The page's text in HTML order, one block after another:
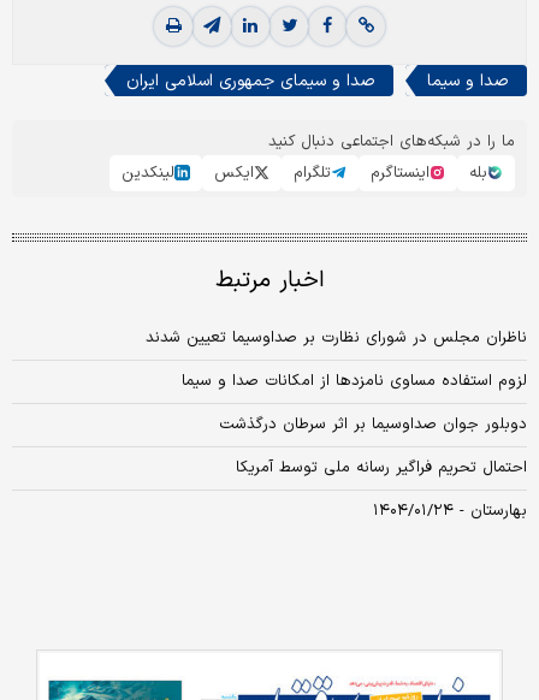
صدا و سیما صدا و سیمای جمهوری اسلامی ایران
ما را در شبکه‌های اجتماعی دنبال کنید
بله
اینستاگرم تلگرام ایکس لینکدین
اخبار مرتبط
ناظران مجلس در شورای نظارت بر صداوسیما تعیین شدند
لزوم استفاده مساوی نامزدها از امکانات صدا و سیما
دوبلور جوان صداوسیما بر اثر سرطان درگذشت
احتمال تحریم فراگیر رسانه ملی توسط آمریکا
بهارستان - ۱۴۰۴/۰۱/۲۴